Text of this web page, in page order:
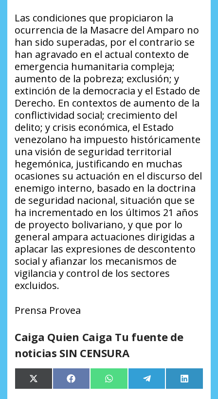
Las condiciones que propiciaron la
ocurrencia de la Masacre del Amparo no
han sido superadas, por el contrario se
han agravado en el actual contexto de
emergencia humanitaria compleja;
aumento de la pobreza; exclusión; y
extinción de la democracia y el Estado de
Derecho. En contextos de aumento de la
conflictividad social; crecimiento del
delito; y crisis económica, el Estado
venezolano ha impuesto históricamente
una visión de seguridad territorial
hegemónica, justificando en muchas
ocasiones su actuación en el discurso del
enemigo interno, basado en la doctrina
de seguridad nacional, situación que se
ha incrementado en los últimos 21 años
de proyecto bolivariano, y que por lo
general ampara actuaciones dirigidas a
aplacar las expresiones de descontento
social y afianzar los mecanismos de
vigilancia y control de los sectores
excluidos.
Prensa Provea
Caiga Quien Caiga Tu fuente de
noticias SIN CENSURA
Compartir
en
X
(Twitter)
Compartir
en
Facebook Compartir
en
WhatsApp Compartir
en
Telegram
en
LinkedIn